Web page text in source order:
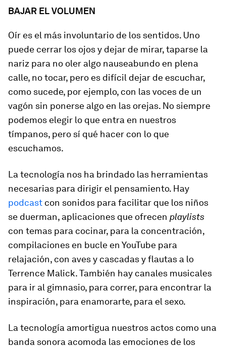
BAJAR EL VOLUMEN
Oír es el más involuntario de los sentidos. Uno
puede cerrar los ojos y dejar de mirar, taparse la
nariz para no oler algo nauseabundo en plena
calle, no tocar, pero es difícil dejar de escuchar,
como sucede, por ejemplo, con las voces de un
vagón sin ponerse algo en las orejas. No siempre
podemos elegir lo que entra en nuestros
tímpanos, pero sí qué hacer con lo que
escuchamos.
La tecnología nos ha brindado las herramientas
necesarias para dirigir el pensamiento. Hay
podcast con sonidos para facilitar que los niños
se duerman, aplicaciones que ofrecen playlists
con temas para cocinar, para la concentración,
compilaciones en bucle en YouTube para
relajación, con aves y cascadas y flautas a lo
Terrence Malick. También hay canales musicales
para ir al gimnasio, para correr, para encontrar la
inspiración, para enamorarte, para el sexo.
La tecnología amortigua nuestros actos como una
banda sonora acomoda las emociones de los